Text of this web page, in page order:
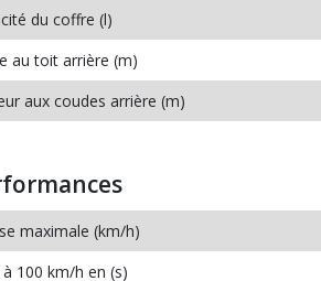
du coffre (l)
au toit arrière (m)
aux coudes arrière (m)
maximale (km/h)
100 km/h en (s)